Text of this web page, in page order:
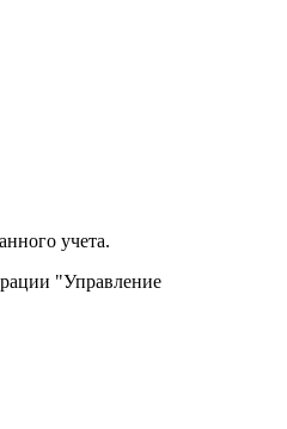
учета.
"Управление